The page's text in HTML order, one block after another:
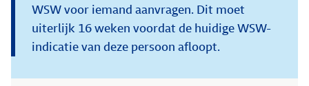
WSW voor iemand aanvragen. Dit moet
uiterlijk 16 weken voordat de huidige WSW-
indicatie van deze persoon afloopt.